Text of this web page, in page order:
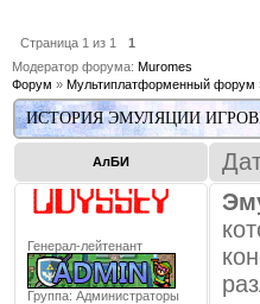
Страница 1 из 1
1
Модератор форума: Muromes
Форум » Мультиплатформенный форум
ИСТОРИЯ ЭМУЛЯЦИИ
АлБИ
Генерал-лейтенант
Группа: Администраторы